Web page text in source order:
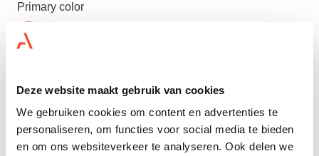
Deze website maakt gebruik van cookies
We gebruiken cookies om content en advertenties te
personaliseren, om functies voor social media te bieden
en om ons websiteverkeer te analyseren. Ook delen we
Primary color
80 x 80 x 104 CM
Quantity